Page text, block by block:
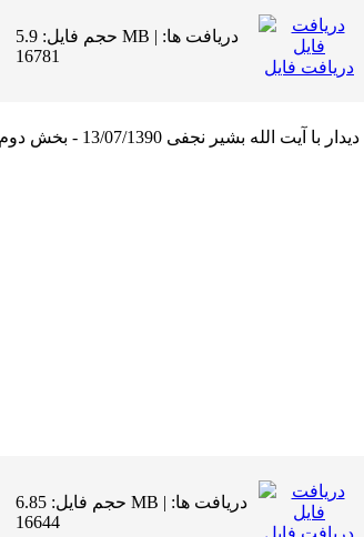
حجم فایل: 5.9 MB | دریافت ها:
16781
دریافت فایل
دیدار با آیت الله بشیر نجفی 13/07/1390 - بخش دوم
حجم فایل: 6.85 MB | دریافت ها:
16644